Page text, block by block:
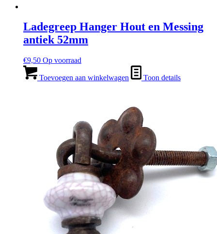
Ladegreep Hanger Hout en Messing
antiek 52mm
€9,50 Op voorraad
Toevoegen aan winkelwagen Toon details